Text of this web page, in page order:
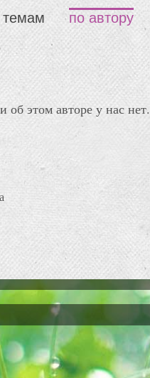
темам по автору
этом авторе у нас нет.